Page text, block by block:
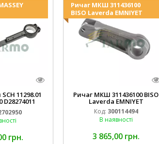
11298.01
D28274011
грн.
Ричаг МКШ 311436100
BISO Laverda EMNIYET
Ричаг МКШ 311436100 BISO
Laverda EMNIYET
Код: 300114494
В наявності
3 865,00 грн.